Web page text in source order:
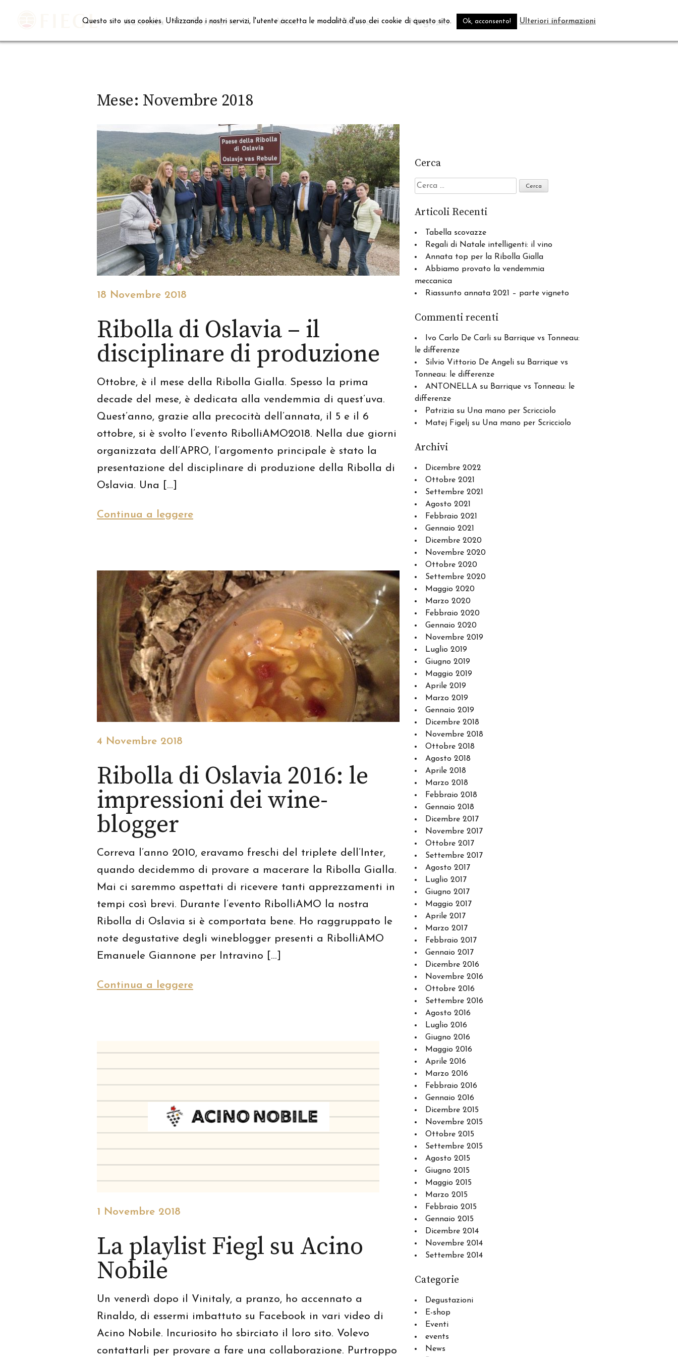
content
Azienda Territorio Vini Visite Negozio Blog Contatti
Mese: Novembre 2018
18 Novembre 2018
Ribolla di Oslavia – il
disciplinare di produzione
Ottobre, è il mese della Ribolla Gialla. Spesso la prima
decade del mese, è dedicata alla vendemmia di quest’uva.
Quest’anno, grazie alla precocità dell’annata, il 5 e il 6
ottobre, si è svolto l’evento RibolliAMO2018. Nella due giorni
organizzata dell‘APRO, l’argomento principale è stato la
presentazione del disciplinare di produzione della Ribolla di
Oslavia. Una […]
Continua a leggere
4 Novembre 2018
Ribolla di Oslavia 2016: le
impressioni dei wine-
blogger
Correva l’anno 2010, eravamo freschi del triplete dell’Inter,
quando decidemmo di provare a macerare la Ribolla Gialla.
Mai ci saremmo aspettati di ricevere tanti apprezzamenti in
tempi così brevi. Durante l’evento RibolliAMO la nostra
Ribolla di Oslavia si è comportata bene. Ho raggruppato le
note degustative degli wineblogger presenti a RibolliAMO
Emanuele Giannone per Intravino […]
Continua a leggere
1 Novembre 2018
La playlist Fiegl su Acino
Nobile
Un venerdì dopo il Vinitaly, a pranzo, ho accennato a
Rinaldo, di essermi imbattuto su Facebook in vari video di
Acino Nobile. Incuriosito ho sbirciato il loro sito. Volevo
contattarli per provare a fare una collaborazione. Purtroppo
Cerca
Ricerca
per:
Articoli Recenti
Tabella scovazze
Regali di Natale intelligenti: il vino
Annata top per la Ribolla Gialla
Abbiamo provato la vendemmia
meccanica
Riassunto annata 2021 – parte vigneto
Commenti recenti
Ivo Carlo De Carli su Barrique vs Tonneau:
le differenze
Silvio Vittorio De Angeli su Barrique vs
Tonneau: le differenze
ANTONELLA su Barrique vs Tonneau: le
differenze
Patrizia su Una mano per Scricciolo
Matej Figelj su Una mano per Scricciolo
Archivi
Dicembre 2022
Ottobre 2021
Settembre 2021
Agosto 2021
Febbraio 2021
Gennaio 2021
Dicembre 2020
Novembre 2020
Ottobre 2020
Settembre 2020
Maggio 2020
Marzo 2020
Febbraio 2020
Gennaio 2020
Novembre 2019
Luglio 2019
Giugno 2019
Maggio 2019
Aprile 2019
Marzo 2019
Gennaio 2019
Dicembre 2018
Novembre 2018
Ottobre 2018
Agosto 2018
Aprile 2018
Marzo 2018
Febbraio 2018
Gennaio 2018
Dicembre 2017
Novembre 2017
Ottobre 2017
Settembre 2017
Agosto 2017
Luglio 2017
Giugno 2017
Maggio 2017
Aprile 2017
Marzo 2017
Febbraio 2017
Gennaio 2017
Dicembre 2016
Novembre 2016
Ottobre 2016
Settembre 2016
Agosto 2016
Luglio 2016
Giugno 2016
Maggio 2016
Aprile 2016
Marzo 2016
Febbraio 2016
Gennaio 2016
Dicembre 2015
Novembre 2015
Ottobre 2015
Settembre 2015
Agosto 2015
Giugno 2015
Maggio 2015
Marzo 2015
Febbraio 2015
Gennaio 2015
Dicembre 2014
Novembre 2014
Settembre 2014
Categorie
Degustazioni
E-shop
Eventi
events
News
Questo sito usa cookies. Utilizzando i nostri servizi, l'utente accetta le modalità d'uso dei cookie di questo sito. Ok, acconsento! Ulteriori informazioni